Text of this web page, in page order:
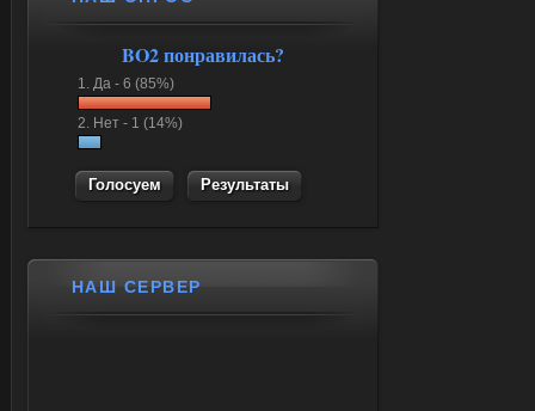
BO2 понравилась?
1. Да - 6 (85%)
2. Нет - 1 (14%)
Результаты
НАШ СЕРВЕР